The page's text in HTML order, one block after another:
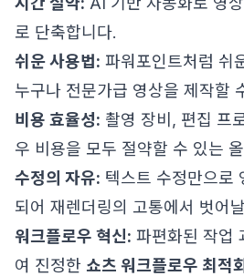
로 단축합니다.
쉬운 사용법: 파워포인트처럼 쉬
누구나 전문가급 영상을 제작할
비용 효율성: 촬영 장비, 편집 프
우 비용을 모두 절약할 수 있는
수정의 자유: 텍스트 수정만으로
되어 재렌더링의 고통에서 벗어
워크플로우 혁신: 파편화된 작업
여 진정한 쇼츠 워크플로우 최적